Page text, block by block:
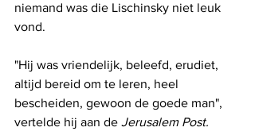
niemand was die Lischinsky niet leuk
vond.
"Hij was vriendelijk, beleefd, erudiet,
altijd bereid om te leren, heel
bescheiden, gewoon de goede man",
vertelde hij aan de Jerusalem Post.